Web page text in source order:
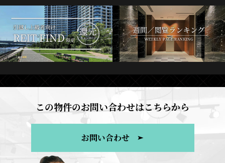
この物件のお問い合わせはこちらから
お問い合わせ